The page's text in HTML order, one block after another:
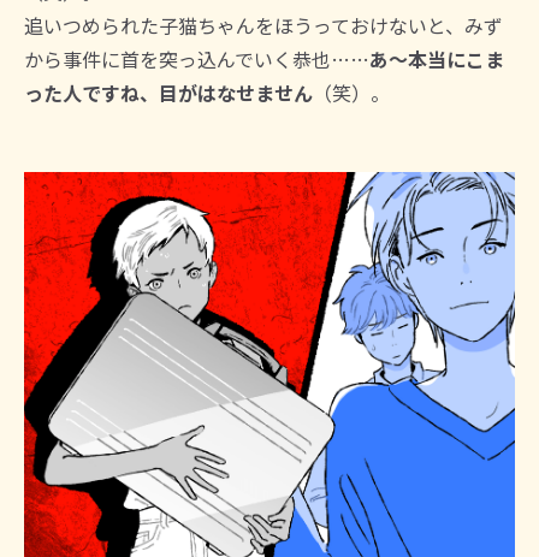
追いつめられた子猫ちゃんをほうっておけないと、みず
から事件に首を突っ込んでいく恭也……あ～本当にこま
った人ですね、目がはなせません （笑）。